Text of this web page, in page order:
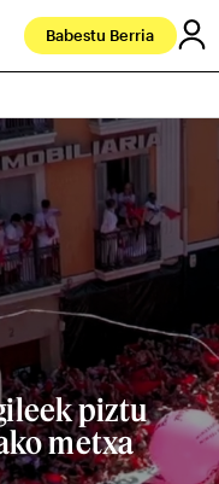
Babestu Berria
piztu
metxa